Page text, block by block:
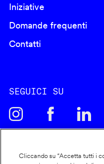
Iniziative
Domande frequenti
Contatti
SEGUICI SU
Cliccando su “Accetta tutti i